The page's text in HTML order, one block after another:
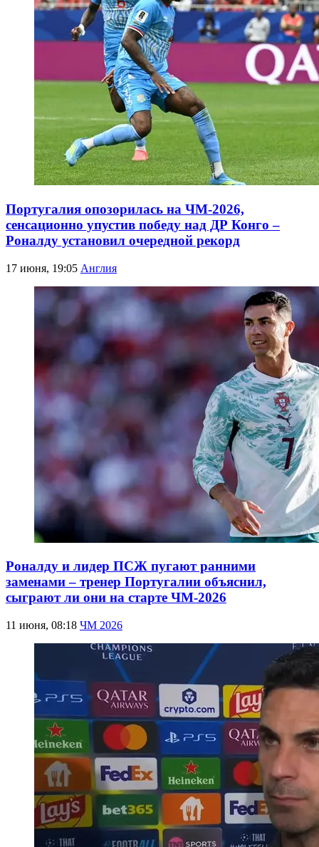
Португалия опозорилась на ЧМ-2026,
сенсационно упустив победу над ДР Конго –
Роналду установил очередной рекорд
17 июня, 19:05 Англия
Роналду и лидер ПСЖ пугают ранними
заменами – тренер Португалии объяснил,
сыграют ли они на старте ЧМ-2026
11 июня, 08:18 ЧМ 2026